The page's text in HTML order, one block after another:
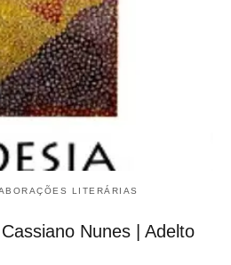
LITERÁRIAS
Nunes | Adelto